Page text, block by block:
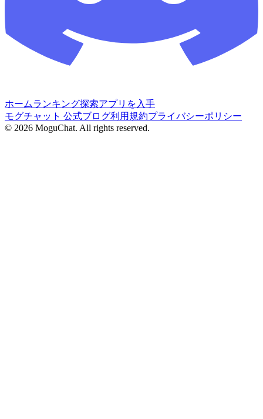
ホームランキング探索アプリを入手
モグチャット 公式ブログ利用規約プライバシーポリシー
© 2026 MoguChat. All rights reserved.